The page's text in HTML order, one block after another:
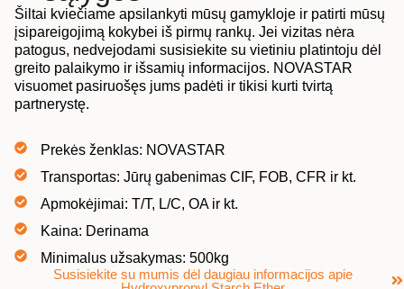
Šiltai kviečiame apsilankyti mūsų gamykloje ir patirti mūsų
įsipareigojimą kokybei iš pirmų rankų. Jei vizitas nėra
patogus, nedvejodami susisiekite su vietiniu platintoju dėl
greito palaikymo ir išsamių informacijos. NOVASTAR
visuomet pasiruošęs jums padėti ir tikisi kurti tvirtą
partnerystę.
Prekės ženklas: NOVASTAR
Transportas: Jūrų gabenimas CIF, FOB, CFR ir kt.
Apmokėjimai: T/T, L/C, OA ir kt.
Kaina: Derinama
Minimalus užsakymas: 500kg
Susisiekite su mumis dėl daugiau informacijos apie